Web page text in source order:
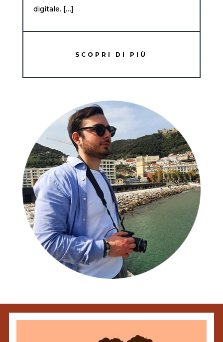
digitale. […]
SCOPRI DI PIÙ